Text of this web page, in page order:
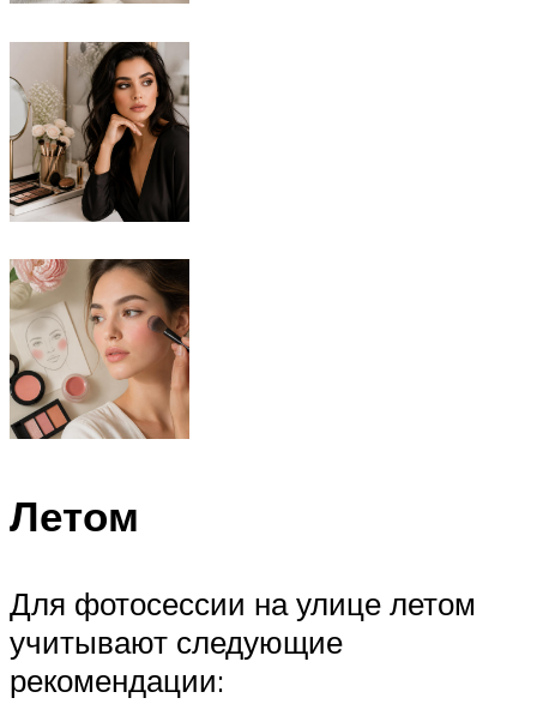
Летом
Для фотосессии на улице летом
учитывают следующие
рекомендации: